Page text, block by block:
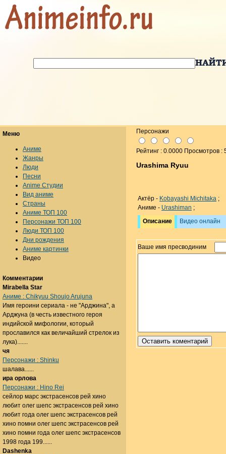
Персонажи
Рейтинг : 0.0000 Просмотров :
Urashima Ryuu
Актёр - Kobayashi Michitaka ;
Аниме - Urashiman ;
Описание
Видео онлайн
Ваше имя пресводиним
Меню
Аниме
Жанры
Люди
Песни
Anime Студии
Вид аниме
Страны
Аниме ТОП 100
Персонажи ТОП 100
Люди ТОП 100
Дни рождения
Аниме картинки
Видео
Комментарии
Mirabella Star
Аниме : Chikyuu Shoujo Arujuna
Имя героини сериала - не "Арджина", а
Арджуна (в честь известного героя
индийской мифологии, который
прославился как величайший стрелок из
лука).......
чя
Персонажи : Shinku
шалава......
ира орлова
Персонажи : Hino Rei
сейлор марс экстрасенсов рей хино
любит олег шепс экстрасенсов рей хино
любит года олег шепс экстрасенсов рей
хино помни олег шепс экстрасенсов рей
хино помни года олег шепс экстрасенсов
1998 года 199......
Dashenka